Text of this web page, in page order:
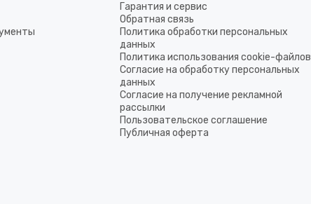
Гарантия и сервис
Обратная связь
Политика обработки персональных
данных
Политика использования cookie-файлов
Согласие на обработку персональных
данных
Согласие на получение рекламной
рассылки
Пользовательское соглашение
Публичная оферта